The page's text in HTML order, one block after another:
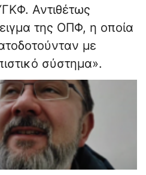
Αντιθέτως
της ΟΠΦ, η οποία
με
σύστημα».